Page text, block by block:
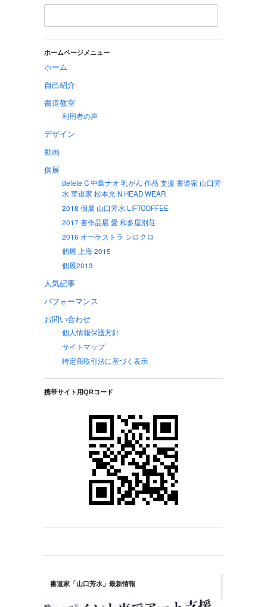
ホームページメニュー
ホーム
自己紹介
書道教室
利用者の声
デザイン
動画
個展
delete C 中島ナオ 乳がん 作品 支援 書道家 山口芳
水 華道家 松本光 N HEAD WEAR
2018 個展 山口芳水 LIFTCOFFEE
2017 書作品展 愛 和多屋別荘
2016 オーケストラ シロクロ
個展 上海 2015
個展2013
人気記事
パフォーマンス
お問い合わせ
個人情報保護方針
サイトマップ
特定商取引法に基づく表示
携帯サイト用QRコード
書道家「山口芳水」最新情報